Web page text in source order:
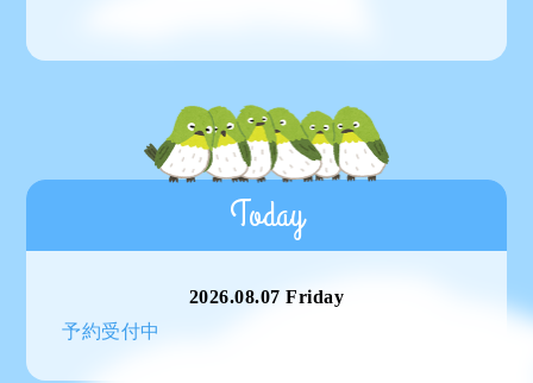
Today
2026.08.07 Friday
予約受付中